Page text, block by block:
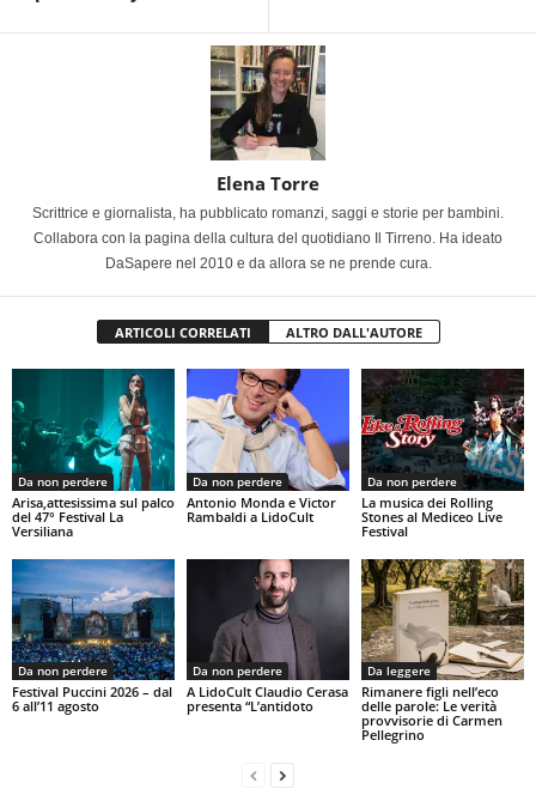
Elena Torre
Scrittrice e giornalista, ha pubblicato romanzi, saggi e storie per bambini.
Collabora con la pagina della cultura del quotidiano Il Tirreno. Ha ideato
DaSapere nel 2010 e da allora se ne prende cura.
ARTICOLI CORRELATI ALTRO DALL'AUTORE
Da non perdere
Arisa,attesissima sul palco
del 47° Festival La
Versiliana
Da non perdere
Antonio Monda e Victor
Rambaldi a LidoCult
Da non perdere
La musica dei Rolling
Stones al Mediceo Live
Festival
Da non perdere
Festival Puccini 2026 – dal
6 all’11 agosto
Da non perdere
A LidoCult Claudio Cerasa
presenta “L’antidoto
Da leggere
Rimanere figli nell’eco
delle parole: Le verità
provvisorie di Carmen
Pellegrino